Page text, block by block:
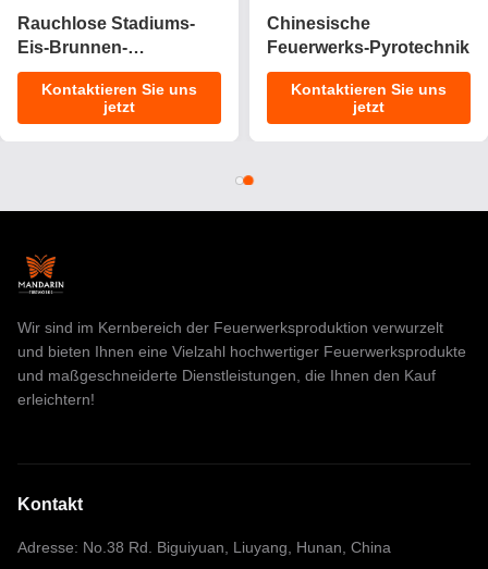
Rauchlose Stadiums-
Eis-Brunnen-
Wunderkerzen/0,029
CBM-Geburtstags-
Kerzen-Feuerwerke
Kontaktieren Sie uns
jetzt
Chinesische
Feuerwerks-Pyrotechnik
Kontaktieren Sie uns
jetzt
Wir sind im Kernbereich der Feuerwerksproduktion verwurzelt
und bieten Ihnen eine Vielzahl hochwertiger Feuerwerksprodukte
und maßgeschneiderte Dienstleistungen, die Ihnen den Kauf
erleichtern!
Kontakt
Adresse: No.38 Rd. Biguiyuan, Liuyang, Hunan, China